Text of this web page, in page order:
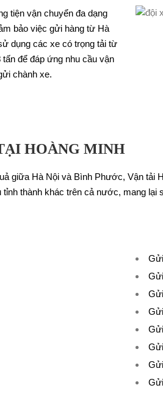
tiện vận chuyển đa dạng
bảo việc gửi hàng từ Hà
dụng các xe có trọng tải từ
tấn để đáp ứng nhu cầu vận
chành xe.
HOÀNG MINH
giữa Hà Nội và Bình Phước, Vận tải
thành khác trên cả nước, mang lại